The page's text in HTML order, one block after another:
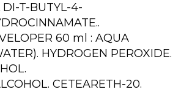
DI-T-BUTYL-4-
60 ml : AQUA
HYDROGEN PEROXIDE.
CETEARETH-20.